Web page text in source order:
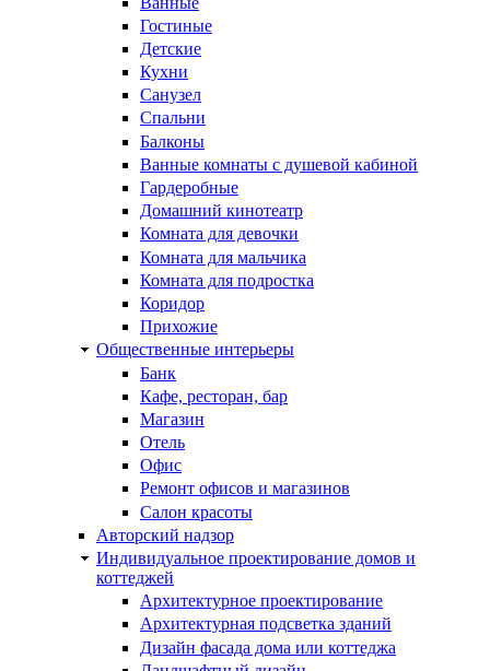
Гостиные
Детские
Кухни
Санузел
Спальни
Балконы
Ванные комнаты с душевой кабиной
Гардеробные
Домашний кинотеатр
Комната для девочки
Комната для мальчика
Комната для подростка
Коридор
Прихожие
Общественные интерьеры
Банк
Кафе, ресторан, бар
Магазин
Отель
Офис
Ремонт офисов и магазинов
Салон красоты
Авторский надзор
Индивидуальное проектирование домов и
коттеджей
Архитектурное проектирование
Архитектурная подсветка зданий
Дизайн фасада дома или коттеджа